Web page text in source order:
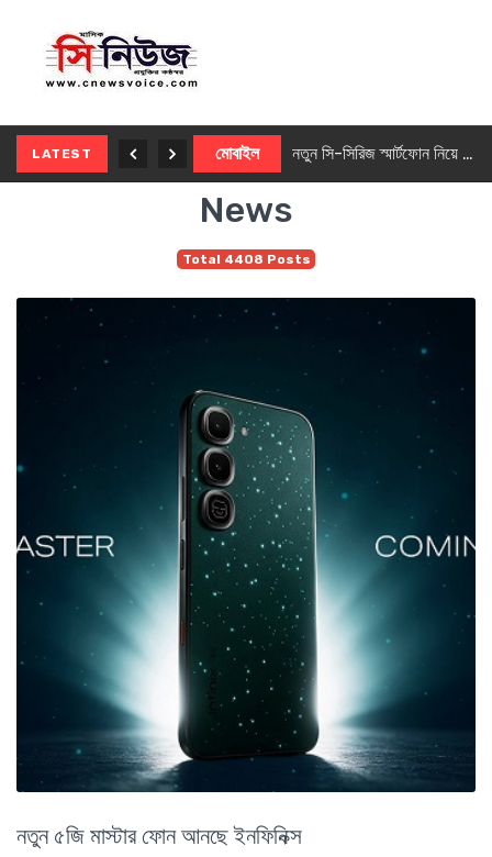
LATEST মোবাইল নতুন সি-সিরিজ স্মার্টফোন নিয়ে আসছে রিয়েলমি
News
Total 4408 Posts
নতুন ৫জি মাস্টার ফোন আনছে ইনফিনিক্স